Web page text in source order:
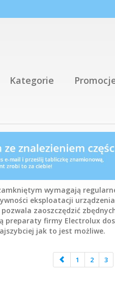
Kategorie
wymagają
eksploatacji
zaoszczędzić
preparaty firmy Electrolux
jak to jest możliwe.
1 2 3